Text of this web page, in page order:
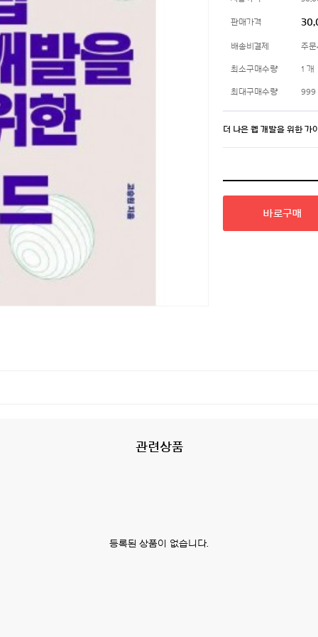
판매가격
배송비결제 주문
최소구매수량 1 개
최대구매수량 999
더 나은 웹 개발을 위한 가
바로구매
관련상품
등록된 상품이 없습니다.